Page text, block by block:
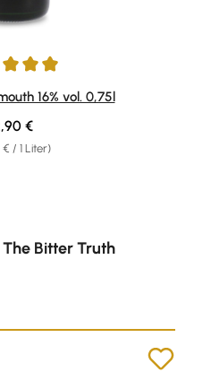
von 4.9 von 5 Sternen
16% vol. 0,75l
€ / 1 Liter)
Preis:
€
Bitter Truth